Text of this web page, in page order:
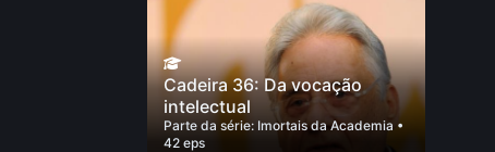
Cadeira 36: Da vocação
intelectual
Parte da série: Imortais da Academia •
42 eps